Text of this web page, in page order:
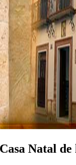
Casa Natal